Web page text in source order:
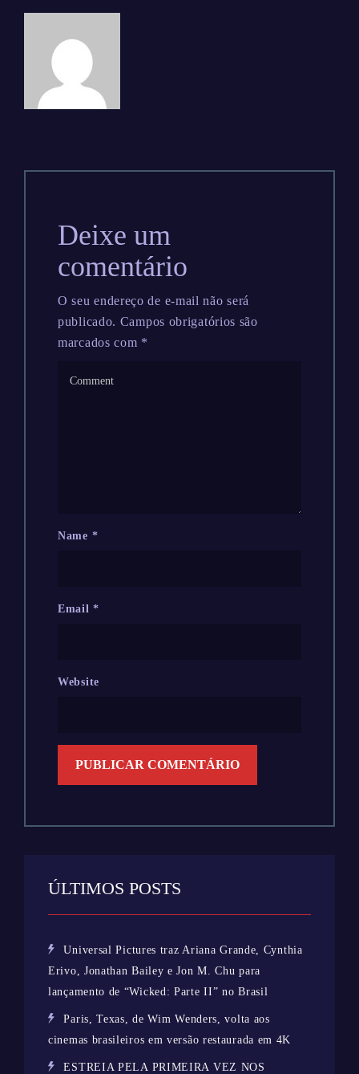
Deixe um
comentário
O seu endereço de e-mail não será
publicado. Campos obrigatórios são
marcados com *
Name *
Email*
Website
ÚLTIMOS POSTS
Universal Pictures traz Ariana Grande, Cynthia
Erivo, Jonathan Bailey e Jon M. Chu para
lançamento de “Wicked: Parte II” no Brasil
Paris, Texas, de Wim Wenders, volta aos
cinemas brasileiros em versão restaurada em 4K
ESTREIA PELA PRIMEIRA VEZ NOS